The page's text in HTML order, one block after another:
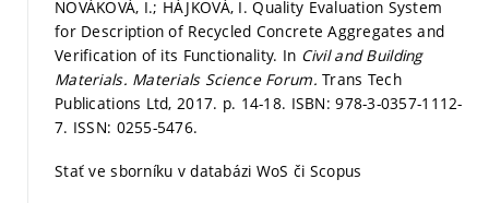
NOVÁKOVÁ, I.; HÁJKOVÁ, I. Quality Evaluation System
for Description of Recycled Concrete Aggregates and
Verification of its Functionality. In Civil and Building
Materials. Materials Science Forum.Trans Tech
Publications Ltd, 2017. p. 14-18. ISBN: 978-3-0357-1112-
7. ISSN: 0255-5476.
Stať ve sborníku v databázi WoS či Scopus